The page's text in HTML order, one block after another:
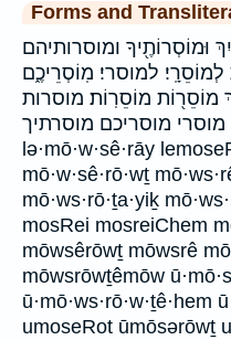
Forms and
וּמוֹסְרוֹתֶ֖יךָ ומוסרותיהם
למוסרי׃ מֽוֹסְרֵיכֶ֑ם
מוֹסֵר֖וֹת מוֹסֵרֽוֹת׃ מוסרות
מוסרי מוסריכם מוסרתיך
lə·mō·w·sê·rāy
mō·w·sê·rō·wṯ
mō·ws·rō·ṯa·yiḵ
mosRei mosreiChem
mōwsêrōwṯ mōwsrê
mōwsrōwṯêmōw
ū·mō·ws·rō·w·ṯê·hem
umoseRot ūmōsərōwṯ